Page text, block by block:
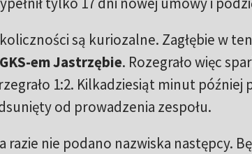
są kuriozalne. Zagłębie w
GKS-em Jastrzębie. Rozegrało więc
1:2. Kilkadziesiąt minut
od prowadzenia zespołu.
razie nie podano nazwiska następcy.